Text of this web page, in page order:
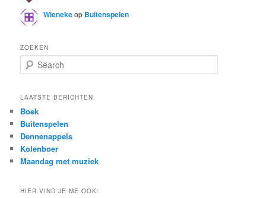
Wienekeop Buitenspelen
ZOEKEN
e
r
h
LAATSTE BERICHTEN
Boek
Buitenspelen
Dennenappels
Kolenboer
Maandag met muziek
HIER VIND JE ME OOK: